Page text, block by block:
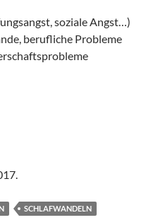
soziale Angst…)
berufliche Probleme
.
SCHLAFWANDELN